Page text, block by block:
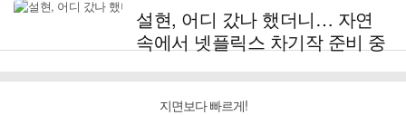
설현, 어디 갔나 했더니… 자연
속에서 넷플릭스 차기작 준비 중
지면보다 빠르게!